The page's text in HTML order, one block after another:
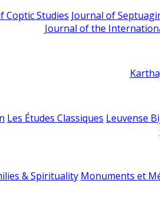
Coptic Studies Journal of
Journal of the
Les Études Classiques Leuvense
& Spirituality Monuments et